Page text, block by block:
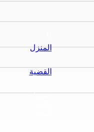
المنزل
القضية
صربيا -